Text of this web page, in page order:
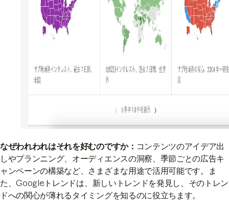
なぜわれわれはそれを好むのですか： コンテンツのアイデア出
しやプランニング、オーディエンスの洞察、季節ごとの広告キ
ャンペーンの構築など、さまざまな用途で活用可能です。ま
た、Googleトレンドは、新しいトレンドを発見し、そのトレン
ドへの関心が薄れるタイミングを知るのに役立ちます。